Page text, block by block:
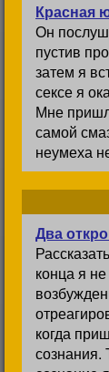
Красная
Он
пустив
затем я
сексе я
Мне
самой
неумеха
Два
конца я
когда
сознания.